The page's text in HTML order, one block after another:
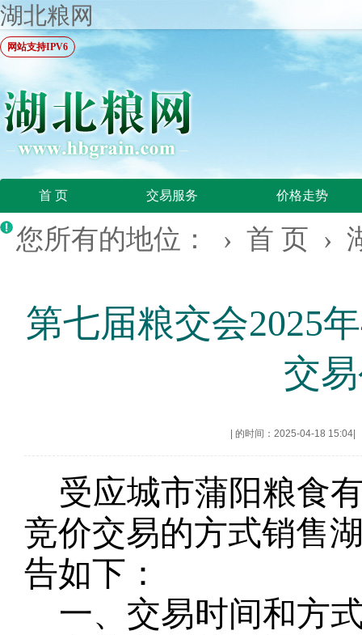
湖北粮网
网站支持IPV6
首 页 交易服务 价格走势
您所有的地位： › 首 页 ›
第七届粮交会2025
交
的时间：2025-04-18 15:04
受应城市蒲阳粮食
竞价交易的方式销售
告如下：
一、交易时间和方